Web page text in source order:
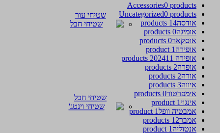
שטיחי עור
שטיחי חבל
Accessories0 products
Uncategorized0 products
אודסה14 products
אומיגה0 products
אוסקאר0 products
אופירה1 product
אופירה 2024 11 products
אופרה2 products
אורה2 products
איווה3 products
אימפרטור0 products
אינגוי1 product
אמבטיה וופל1 product
אמבר12 products
אנטוליה1 product